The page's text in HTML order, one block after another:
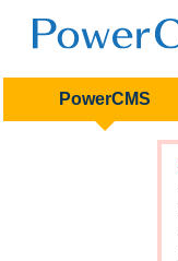
PowerCMS